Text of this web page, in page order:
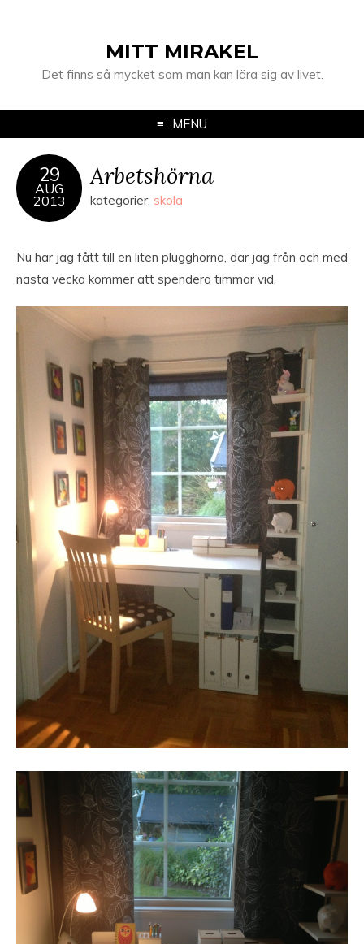
MITT MIRAKEL
Det finns så mycket som man kan lära sig av livet.
MENU
29
AUG
2013
Arbetshörna
kategorier: skola
Nu har jag fått till en liten plugghörna, där jag från och med
nästa vecka kommer att spendera timmar vid.